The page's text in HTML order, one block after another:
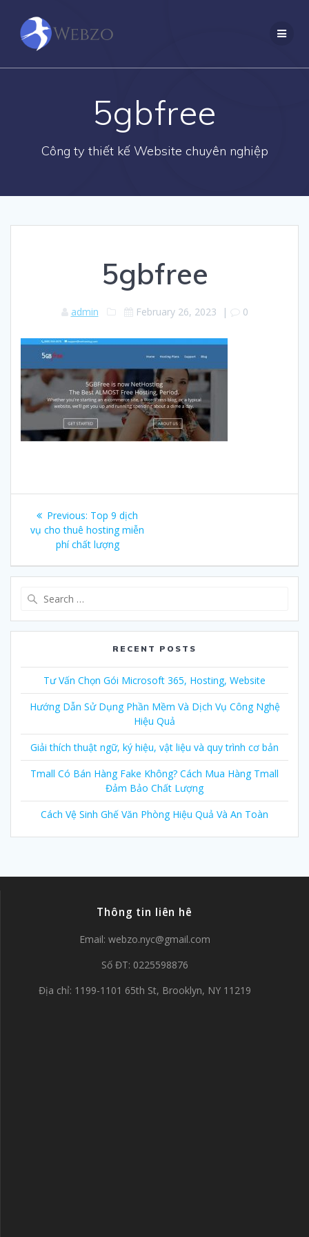
5gbfree
Công ty thiết kế Website chuyên nghiệp
5gbfree
admin February 26, 2023 | 0
Post
navigation
Previous: Previous
post:
Top 9 dịch
vụ cho thuê hosting miễn
phí chất lượng
RECENT POSTS
Tư Vấn Chọn Gói Microsoft 365, Hosting, Website
Hướng Dẫn Sử Dụng Phần Mềm Và Dịch Vụ Công Nghệ
Hiệu Quả
Giải thích thuật ngữ, ký hiệu, vật liệu và quy trình cơ bản
Tmall Có Bán Hàng Fake Không? Cách Mua Hàng Tmall
Đảm Bảo Chất Lượng
Cách Vệ Sinh Ghế Văn Phòng Hiệu Quả Và An Toàn
Thông tin liên hê
Email: webzo.nyc@gmail.com
Số ĐT: 0225598876
Địa chỉ: 1199-1101 65th St, Brooklyn, NY 11219